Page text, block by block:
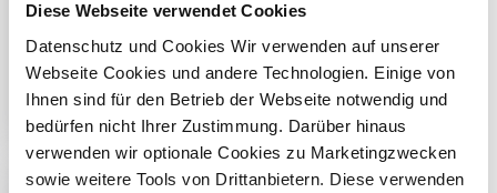
Diese Webseite verwendet Cookies
Datenschutz und Cookies Wir verwenden auf unserer
Webseite Cookies und andere Technologien. Einige von
Ihnen sind für den Betrieb der Webseite notwendig und
bedürfen nicht Ihrer Zustimmung. Darüber hinaus
verwenden wir optionale Cookies zu Marketingzwecken
sowie weitere Tools von Drittanbietern. Diese verwenden